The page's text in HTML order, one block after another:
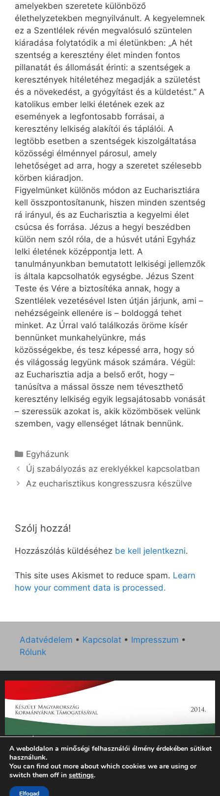
amelyekben szeretete különböző
élethelyzetekben megnyilvánult. A kegyelemnek
ez a Szentlélek révén megvalósuló szüntelen
kiáradása folytatódik a mi életünkben: „A hét
szentség a keresztény élet minden fontos
pillanatát és állomását érinti: a szentségek a
keresztények hitéletéhez megadják a születést
és a növekedést, a gyógyítást és a küldetést.” A
katolikus ember lelki életének ezek az
események a legfontosabb forrásai, a
keresztény lelkiség alakítói és táplálói. A
legtöbb esetben a szentségek kiszolgáltatása
közösségi élménnyel párosul, amely
lehetőséget ad arra, hogy a szeretet szélesebb
körben kiáradjon.
Figyelmünket különös módon az Eucharisztiára
kell összpontosítanunk, hiszen minden szentség
rá irányul, és az Eucharisztia a kegyelmi élet
csúcsa és forrása. Jézus a hegyi beszédben
külön nem szól róla, de a húsvét utáni Egyház
lelki életének középpontja lett. A
tanulmányunkban bemutatott lelkiségi jellemzők
is általa kapcsolhatók egységbe. Jézus Szent
Teste és Vére a biztosítéka annak, hogy a
Szentlélek vezetésével Isten útján járjunk, ami –
nehézségeink ellenére is – boldoggá tehet
minket. Az Úrral való találkozás öröme kísér
bennünket munkahelyünkre, más
közösségekbe, és tesz képessé arra, hogy só
és világosság legyünk mások számára. Végül:
az Eucharisztia adja a belső erőt, hogy –
tanúsítva a mással össze nem téveszthető
keresztény lelkiség egyik legsajátosabb vonását
– szeressük azokat is, akik közömbösek velünk
szemben, vagy ellenséget látnak bennünk.
Kategória
Egyházunk
Új szabályozás az ereklyékkel kapcsolatban
Az eucharisztikus kongresszusra készülve
Szólj hozzá!
Hozzászólás küldéséhez be kell jelentkezni.
This site uses Akismet to reduce spam. Learn
how your comment data is processed.
Adatvédelem • Kapcsolat • Impresszum •
Rólunk
„Az Új Ember katolikus hetilap 2014. évi működésének
támogatását az EGYH-KCP-14-P-0121 sz. támogatási
szerződés keretében 3 000 000 Ft összegben támogatta az
Emberi Erőforrások Minisztériuma.”
A weboldalon a minőségi felhasználói élmény érdekében sütiket
használunk.
You can find out more about which cookies we are using or
switch them off in settings.
Elfogad